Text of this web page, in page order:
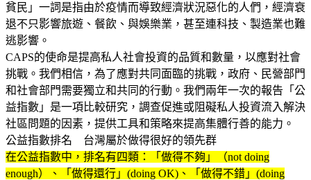
貧民」一詞是指由於疫情而導致經濟狀況惡化的人們，經濟衰
退不只影響旅遊、餐飲、與娛樂業，甚至連科技、製造業也難
逃影響。
CAPS的使命是提高私人社會投資的品質和數量，以應對社會
挑戰。我們相信，為了應對共同面臨的挑戰，政府、民營部門
和社會部門需要獨立和共同的行動。我們兩年一次的報告「公
益指數」是一項比較研究，調查促進或阻礙私人投資流入解決
社區問題的因素，提供工具和策略來提高集體行善的能力。
公益指數排名 台灣屬於做得很好的領先群
在公益指數中，排名有四類：「做得不夠」（not doing
enough）、「做得還行」(doing OK)、「做得不錯」(doing